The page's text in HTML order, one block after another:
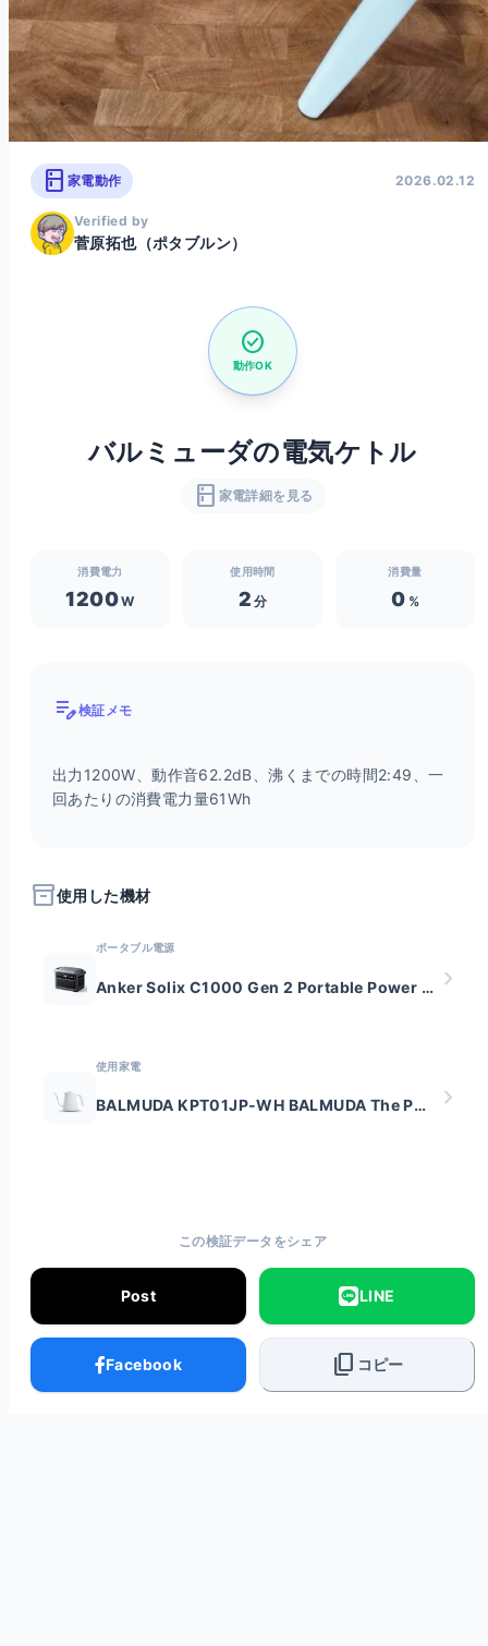
kitchen 家電動作 2026.02.12
Verified by
菅原拓也（ポタブルン）
check_circle
動作OK
バルミューダの電気ケトル
kitchen 家電詳細を見る
消費電力
1200W
使用時間
2 分
消費量
0 %
edit_note検証メモ
出力1200W、動作音62.2dB、沸くまでの時間2:49、一
回あたりの消費電力量61Wh
inventory_2使用した機材
ポータブル電源
Anker Solix C1000 Gen 2 Portable Power Station chevron_right
使用家電
BALMUDA KPT01JP-WH BALMUDA The Pot 0.6L chevron_right
この検証データをシェア
Post LINE
Facebook content_copy コピー